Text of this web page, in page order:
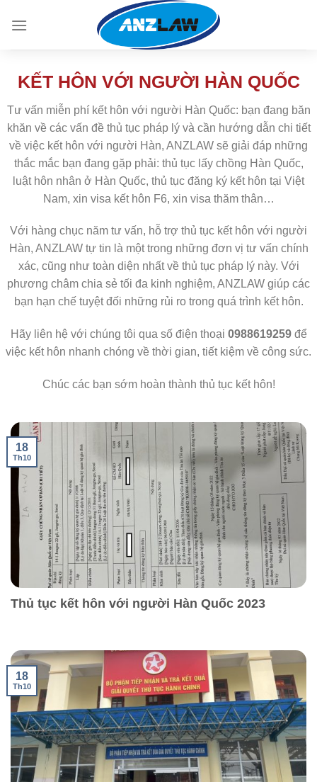
KẾT HÔN VỚI NGƯỜI HÀN QUỐC
Tư vấn miễn phí kết hôn với người Hàn Quốc: bạn đang băn
khăn về các vấn đề thủ tục pháp lý và cần hướng dẫn chi tiết
về việc kết hôn với người Hàn, ANZLAW sẽ giải đáp những
thắc mắc bạn đang gặp phải: thủ tục lấy chồng Hàn Quốc,
luật hôn nhân ở Hàn Quốc, thủ tục đăng ký kết hôn tại Việt
Nam, xin visa kết hôn F6, xin visa thăm thân…
Với hàng chục năm tư vấn, hỗ trợ thủ tục kết hôn với người
Hàn, ANZLAW tự tin là một trong những đơn vị tư vấn chính
xác, cũng như toàn diện nhất về thủ tục pháp lý này. Với
phương châm chia sẻ tối đa kinh nghiệm, ANZLAW giúp các
bạn hạn chế tuyệt đối những rủi ro trong quá trình kết hôn.
Hãy liên hệ với chúng tôi qua số điện thoại 0988619259để
việc kết hôn nhanh chóng về thời gian, tiết kiệm về công sức.
Chúc các bạn sớm hoàn thành thủ tục kết hôn!
Thủ tục kết hôn với người Hàn Quốc 2023
18
Th10
18
Th10